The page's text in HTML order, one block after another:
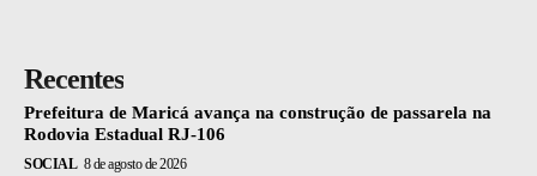
Recentes
Prefeitura de Maricá avança na construção de passarela na
Rodovia Estadual RJ-106
SOCIAL 8 de agosto de 2026